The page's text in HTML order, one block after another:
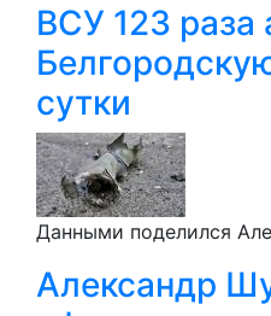
ВСУ 123 раза
сутки
Данными поделился
Александр